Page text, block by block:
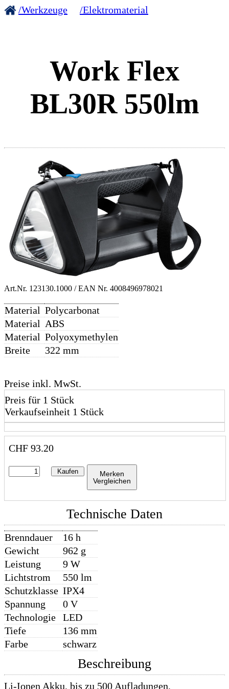
/Werkzeuge /Elektromaterial
Work Flex
BL30R 550lm
Art.Nr. 123130.1000 / EAN Nr. 4008496978021
Material Polycarbonat
Material ABS
Material Polyoxymethylen
Breite
322 mm
Preise inkl. MwSt.
Preis für 1 Stück
Verkaufseinheit 1 Stück
CHF 93.20
Kaufen
Merken
Vergleichen
Technische Daten
Brenndauer
16 h
Gewicht
962 g
Leistung
9 W
Lichtstrom
550 lm
Schutzklasse IPX4
Spannung
0 V
Technologie
LED
Tiefe
136 mm
Farbe
schwarz
Beschreibung
Li-Ionen Akku, bis zu 500 Aufladungen,